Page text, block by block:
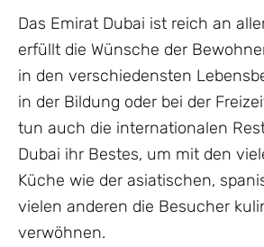
Das Emirat Dubai ist reich an
erfüllt die Wünsche der
in den verschiedensten
in der Bildung oder bei der
tun auch die internationalen
Dubai ihr Bestes, um mit den
Küche wie der asiatischen,
vielen anderen die Besucher
verwöhnen.